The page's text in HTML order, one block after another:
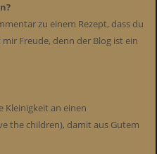
zu einem Rezept, dass du
Freude, denn der Blog ist ein
Kleinigkeit an einen
the children), damit aus Gutem